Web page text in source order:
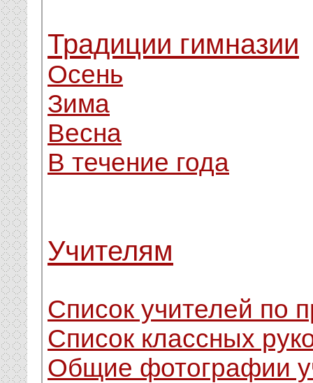
Традиции гимназии
Осень
Зима
Весна
В течение года
Учителям
Список учителей по
Список классных
Общие фотографии